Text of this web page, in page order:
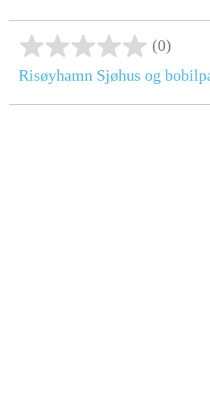
(0)
Risøyhamn Sjøhus og